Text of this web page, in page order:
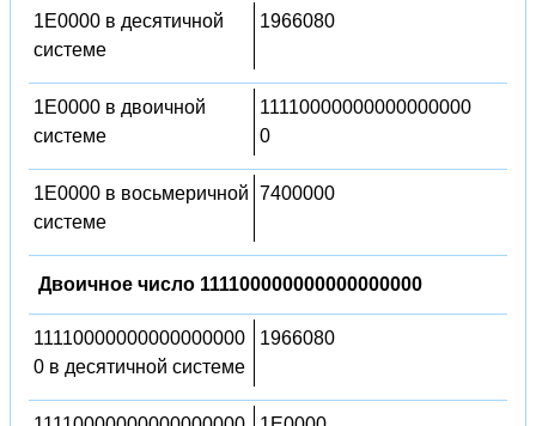
1E0000 в десятичной
системе
1966080
1E0000 в двоичной
системе
11110000000000000000
0
1E0000 в восьмеричной
системе
7400000
Двоичное число 111100000000000000000
11110000000000000000
0 в десятичной системе
1966080